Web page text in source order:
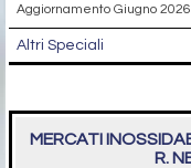
Aggiornamento Giugno 2026
Altri Speciali
MERCATI
R.